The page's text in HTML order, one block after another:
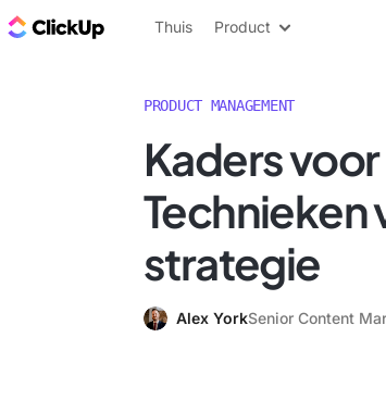
ClickUp Blog
Thuis Product
PRODUCT MANAGEMENT
Kaders
Technieken
strategie
Alex YorkSenior Content